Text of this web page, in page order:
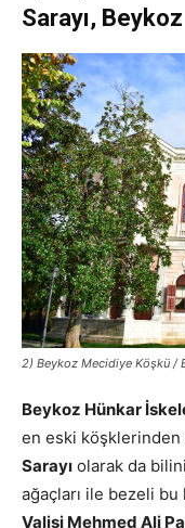
Sarayı, Beykoz
2) Beykoz Mecidiye Köşkü /
Beykoz Hünkar
en eski köşklerinden
Sarayı olarak da
ağaçları ile bezeli bu
Valisi Mehmed Ali